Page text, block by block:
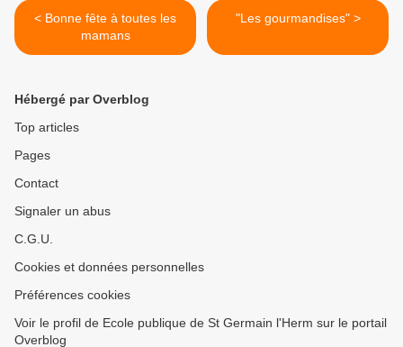
< Bonne fête à toutes les
mamans
"Les gourmandises" >
Hébergé par Overblog
Top articles
Pages
Contact
Signaler un abus
C.G.U.
Cookies et données personnelles
Préférences cookies
Voir le profil de Ecole publique de St Germain l'Herm sur le portail
Overblog